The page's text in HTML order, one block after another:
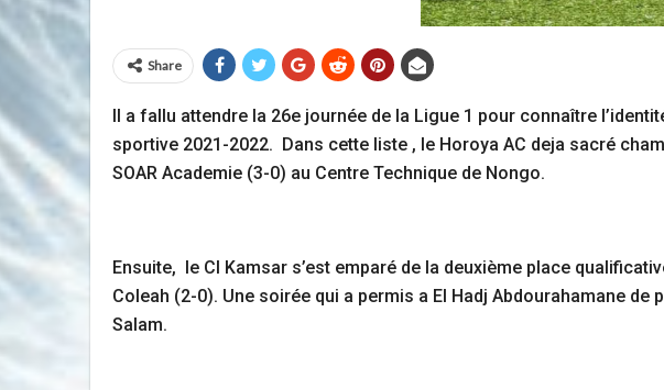
Share
Il a fallu attendre la 26e journée de la Ligue 1 pour connaître
sportive 2021-2022. Dans cette liste , le Horoya AC deja sacré
SOAR Academie (3-0) au Centre Technique de Nongo.
Ensuite, le CI Kamsar s’est emparé de la deuxième place
Coleah (2-0). Une soirée qui a permis a El Hadj Abdourahamane
Salam.